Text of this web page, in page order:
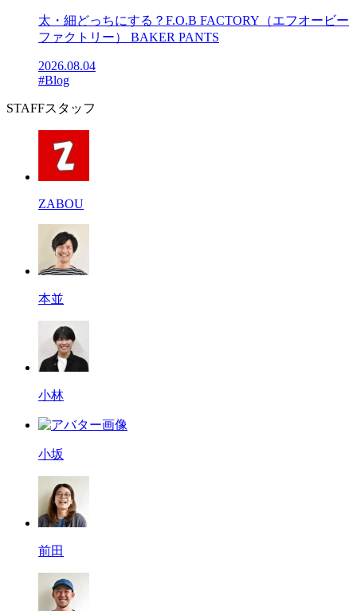
太・細どっちにする？F.O.B FACTORY（エフオービー
ファクトリー） BAKER PANTS
2026.08.04
#Blog
STAFFスタッフ
ZABOU
本並
小林
小坂
前田